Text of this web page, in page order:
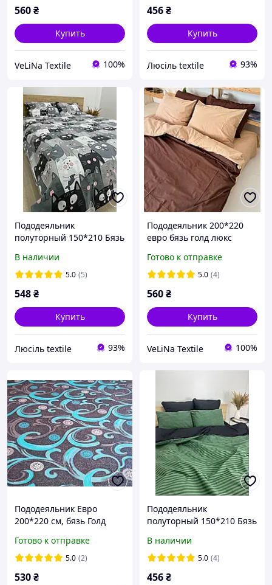
560₴
Купить
VeLiNa Textile 100%
456₴
Купить
Люсіль textile 93%
Пододеяльник
полуторный 150*210 Бязь
принты
В наличии
5.0 (5)
548₴
Купить
Люсіль textile 93%
Пододеяльник 200*220
евро бязь голд люкс
Готово к отправке
5.0 (4)
560₴
Купить
VeLiNa Textile 100%
Пододеяльник Евро
200*220 см, бязь Голд
ассортименте.
Готово к отправке
5.0 (2)
530₴
Пододеяльник
полуторный 150*210 Бязь
принты
В наличии
5.0 (4)
456₴